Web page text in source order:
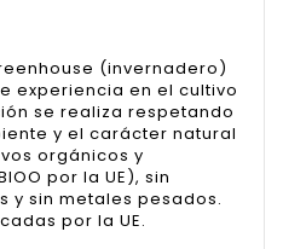
(invernadero)
experiencia en el cultivo
se realiza respetando
y el carácter natural
orgánicos y
por la UE), sin
y sin metales pesados.
por la UE.